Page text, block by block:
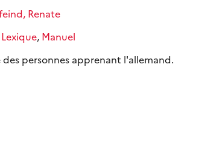
Renate
Lexique, Manuel
personnes apprenant l'allemand.